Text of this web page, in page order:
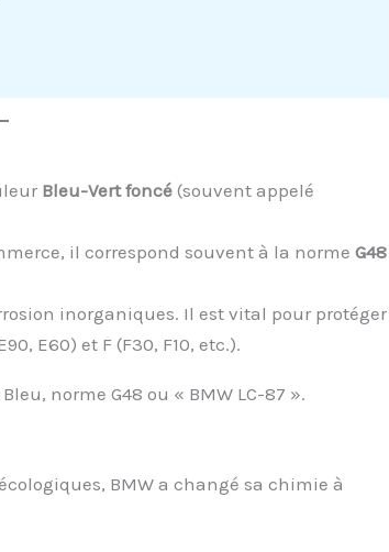
Bleu-Vert foncé (souvent appelé
il correspond souvent à la norme G48
inorganiques. Il est vital pour protéger
E60) et F (F30, F10, etc.).
norme G48 ou « BMW LC-87 ».
BMW a changé sa chimie à